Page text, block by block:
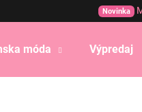
Novinka
móda Výpredaj
Čo